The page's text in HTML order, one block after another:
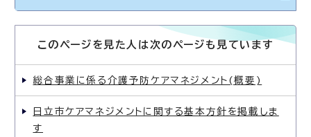
このページを見た人は次のページも見ています
総合事業に係る介護予防ケアマネジメント(概要)
日立市ケアマネジメントに関する基本方針を掲載しま
す